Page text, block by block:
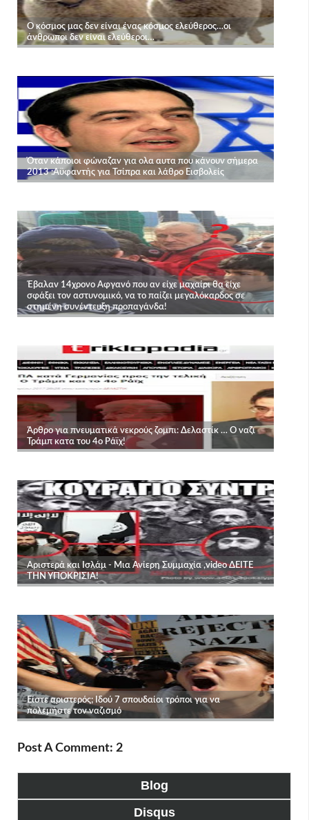
Post A Comment: 2
Blog
Disqus